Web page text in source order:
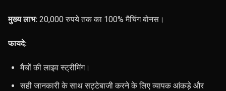
मुख्य लाभ: 20,000 रुपये तक का 100% मैचिंग बोनस।
फायदे:
मैचों की लाइव स्ट्रीमिंग।
सही जानकारी के साथ सट्टेबाजी करने के लिए व्यापक आंकड़े और